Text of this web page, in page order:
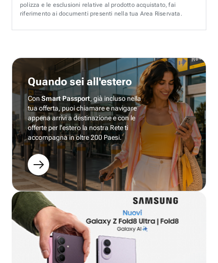
polizza e le esclusioni relative al prodotto acquistato, fai
riferimento ai documenti presenti nella tua Area Riservata.
Quando sei all'estero
ConSmart Passport, già incluso nella
tua offerta, puoi chiamare e navigare
appena arrivi a destinazione e con le
offerte per l’estero la nostra Rete ti
accompagna in oltre 200 Paesi.